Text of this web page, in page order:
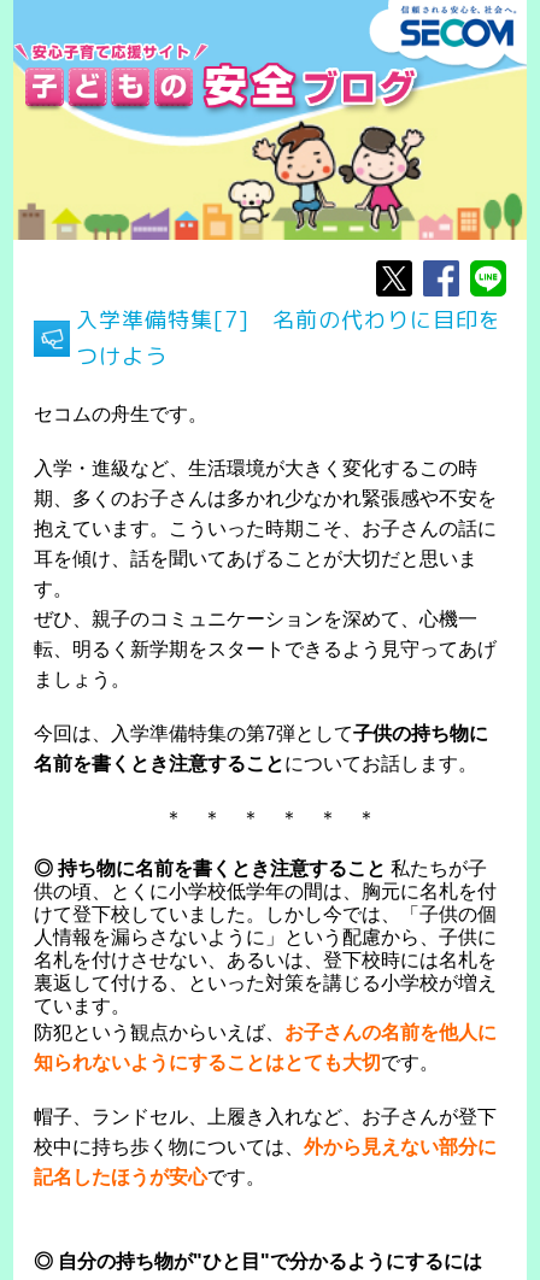
入学準備特集[7] 名前の代わりに目印を
つけよう
セコムの舟生です。
入学・進級など、生活環境が大きく変化するこの時
期、多くのお子さんは多かれ少なかれ緊張感や不安を
抱えています。こういった時期こそ、お子さんの話に
耳を傾け、話を聞いてあげることが大切だと思いま
す。
ぜひ、親子のコミュニケーションを深めて、心機一
転、明るく新学期をスタートできるよう見守ってあげ
ましょう。
今回は、入学準備特集の第7弾として子供の持ち物に
名前を書くとき注意することについてお話します。
＊ ＊ ＊ ＊ ＊ ＊
◎ 持ち物に名前を書くとき注意すること 私たちが子
供の頃、とくに小学校低学年の間は、胸元に名札を付
けて登下校していました。しかし今では、「子供の個
人情報を漏らさないように」という配慮から、子供に
名札を付けさせない、あるいは、登下校時には名札を
裏返して付ける、といった対策を講じる小学校が増え
ています。
防犯という観点からいえば、 お子さんの名前を他人に
知られないようにすることはとても大切 です。
帽子、ランドセル、上履き入れなど、お子さんが登下
校中に持ち歩く物については、外から見えない部分に
記名したほうが安心です。
◎ 自分の持ち物が"ひと目"で分かるようにするには